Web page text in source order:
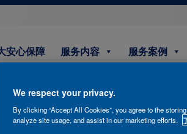
安心保障 服务内容 服务案例
quanxiao-humin-01
We respect your privacy.
By clicking “Accept All Cookies”, you agree to the
analyze site usage, and assist in our marketing efforts.